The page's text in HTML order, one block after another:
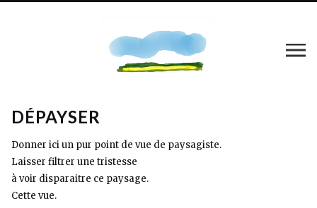
DÉPAYSER
Donner ici un pur point de vue de paysagiste.
Laisser filtrer une tristesse
à voir disparaitre ce paysage.
Cette vue.